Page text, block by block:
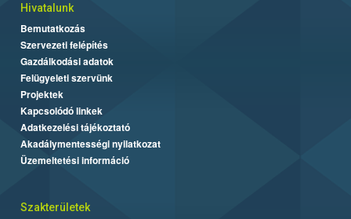
Hivatalunk
Bemutatkozás
Szervezeti felépítés
Gazdálkodási adatok
Felügyeleti szervünk
Projektek
Kapcsolódó linkek
Adatkezelési tájékoztató
Akadálymentességi nyilatkozat
Üzemeltetési információ
Szakterületek